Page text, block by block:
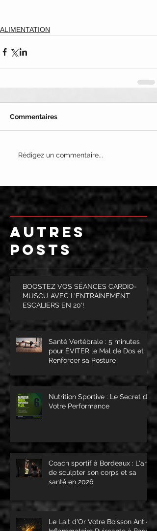
ALIMENTATION
Commentaires
Rédigez un commentaire...
AUTRES
POSTS
BOOSTEZ VOS SÉANCES CARDIO-
MUSCU AVEC L'ENTRAÎNEMENT
ESCALIERS EN 20'!
Santé Vertébrale : 5 minutes
pour ÉVITER le Mal de Dos et
Renforcer sa Posture
Nutrition Sportive : Le Secret de
Votre Performance
Coach sportif à Bordeaux : L'art
de sculpter son corps et sa
santé en 2026
Le Lait d'Or Votre Boisson Anti-